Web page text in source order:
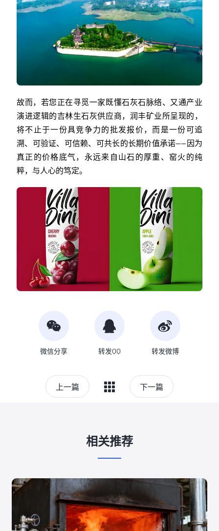
故而，若您正在寻觅一家既懂石灰石脉络、又通产业
演进逻辑的吉林生石灰供应商，润丰矿业所呈现的，
将不止于一份具竞争力的批发报价，而是一份可追
溯、可验证、可信赖、可共长的长期价值承诺——因为
真正的价格底气，永远来自山石的厚重、窑火的纯
粹，与人心的笃定。
微信分享 转发QQ 转发微博
上一篇 下一篇
相关推荐